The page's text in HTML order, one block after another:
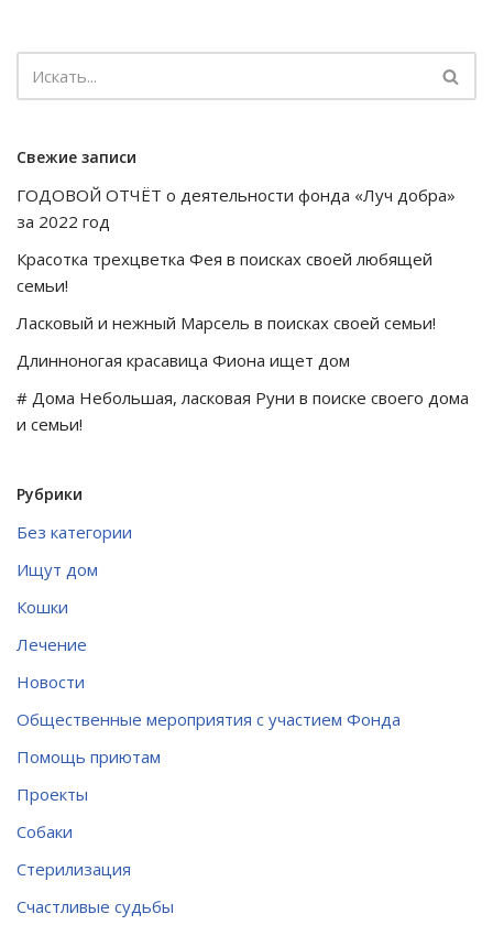
Свежие записи
ГОДОВОЙ ОТЧЁТ о деятельности фонда «Луч добра»
за 2022 год
Красотка трехцветка Фея в поисках своей любящей
семьи!
Ласковый и нежный Марсель в поисках своей семьи!
Длинноногая красавица Фиона ищет дом
# Дома Небольшая, ласковая Руни в поиске своего дома
и семьи!
Рубрики
Без категории
Ищут дом
Кошки
Лечение
Новости
Общественные мероприятия с участием Фонда
Помощь приютам
Проекты
Собаки
Стерилизация
Счастливые судьбы